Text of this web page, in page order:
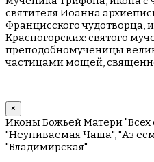
святителя Иоанна
Францисского чудотворца,
Красногорских: святого
преподобномученицы
частицами мощей,
×
Иконы Божьей Матери "Всех
"Неупиваемая Чаша", "Аз
"Владимирская"